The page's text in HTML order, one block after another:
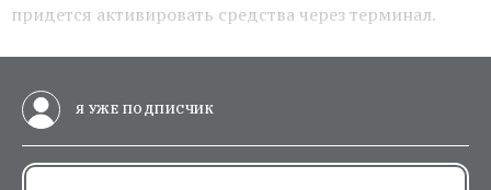
придется активировать средства через терминал.
Я УЖЕ ПОДПИСЧИК